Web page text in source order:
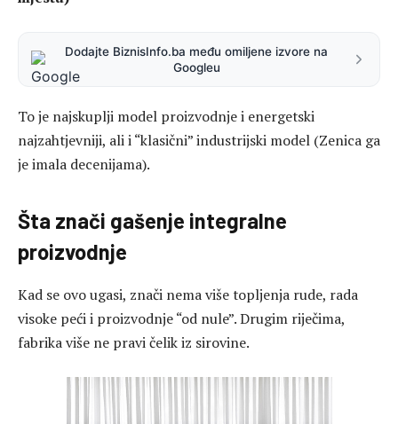
Dodajte BiznisInfo.ba među omiljene izvore na
Googleu
To je najskuplji model proizvodnje i energetski
najzahtjevniji, ali i “klasični” industrijski model (Zenica ga
je imala decenijama).
Šta znači gašenje integralne
proizvodnje
Kad se ovo ugasi, znači nema više topljenja rude, rada
visoke peći i proizvodnje “od nule”. Drugim riječima,
fabrika više ne pravi čelik iz sirovine.